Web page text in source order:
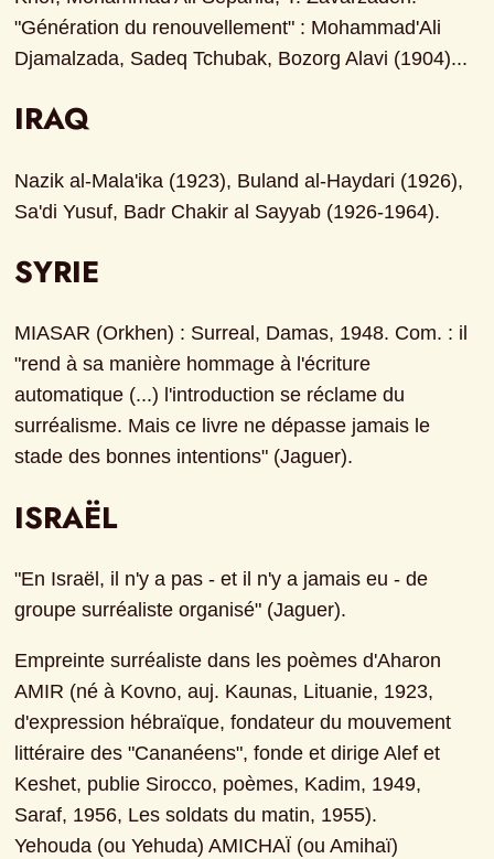
"Génération du renouvellement" : Mohammad'Ali
Djamalzada, Sadeq Tchubak, Bozorg Alavi (1904)...
IRAQ
Nazik al-Mala'ika (1923), Buland al-Haydari (1926),
Sa'di Yusuf, Badr Chakir al Sayyab (1926-1964).
SYRIE
MIASAR (Orkhen) : Surreal, Damas, 1948. Com. : il
"rend à sa manière hommage à l'écriture
automatique (...) l'introduction se réclame du
surréalisme. Mais ce livre ne dépasse jamais le
stade des bonnes intentions" (Jaguer).
ISRAËL
"En Israël, il n'y a pas - et il n'y a jamais eu - de
groupe surréaliste organisé" (Jaguer).
Empreinte surréaliste dans les poèmes d'Aharon
AMIR (né à Kovno, auj. Kaunas, Lituanie, 1923,
d'expression hébraïque, fondateur du mouvement
littéraire des "Cananéens", fonde et dirige Alef et
Keshet, publie Sirocco, poèmes, Kadim, 1949,
Saraf, 1956, Les soldats du matin, 1955).
Yehouda (ou Yehuda) AMICHAÏ (ou Amihaï)